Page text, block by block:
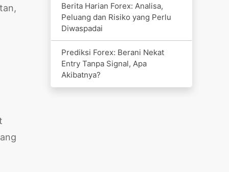
Berita Harian Forex: Analisa,
Peluang dan Risiko yang Perlu
Diwaspadai
Prediksi Forex: Berani Nekat
Entry Tanpa Signal, Apa
Akibatnya?